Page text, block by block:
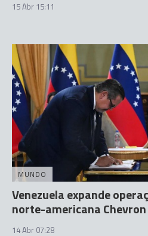
15 Abr 15:11
MUNDO
Venezuela expande
norte-americana Chevron
14 Abr 07:28